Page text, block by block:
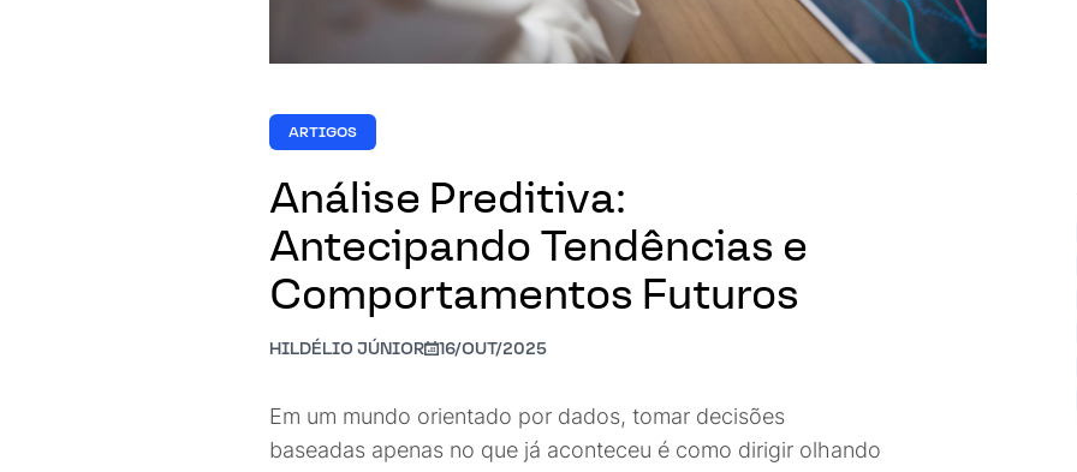
ARTIGOS
Análise Preditiva:
Antecipando Tendências e
Comportamentos Futuros
HILDÉLIO JÚNIOR 16/OUT/2025
Em um mundo orientado por dados, tomar decisões
baseadas apenas no que já aconteceu é como dirigir olhando